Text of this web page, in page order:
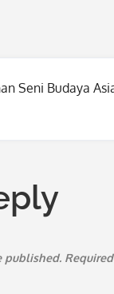
Seni Budaya
published.